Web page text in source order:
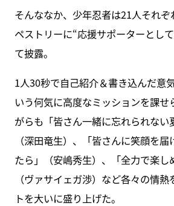
そんななか、少年忍者は21人それぞ
ペストリーに“応援サポーターとし
て披露。
1人30秒で自己紹介＆書き込んだ意
いう何気に高度なミッションを課せ
がらも「皆さん一緒に忘れられない
（深田竜生）、「皆さんに笑顔を
たら」（安嶋秀生）、「全力で楽し
（ヴァサイェガ渉）など各々の情
トを大いに盛り上げた。